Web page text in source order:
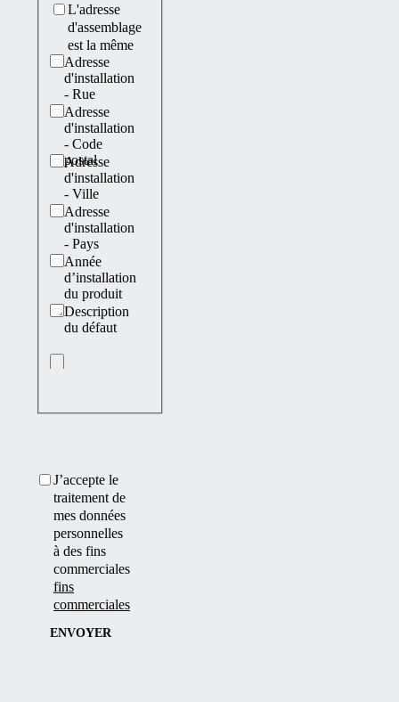
L'adresse
d'assemblage
est la même
Adresse
d'installation
- Rue
Adresse
d'installation
- Code
postal
Adresse
d'installation
- Ville
Adresse
d'installation
- Pays
Année
d’installation
du produit
Description
du défaut
J’accepte le
traitement de
mes données
personnelles
à des fins
commerciales
fins
commerciales
ENVOYER